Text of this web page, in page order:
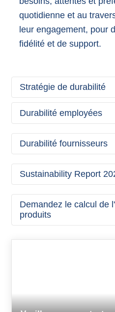
quotidienne et au
leur engagement, pour
fidélité et de support.
Stratégie de durabilité
Durabilité employées
Durabilité fournisseurs
Sustainability Report
Demandez le calcul de
produits